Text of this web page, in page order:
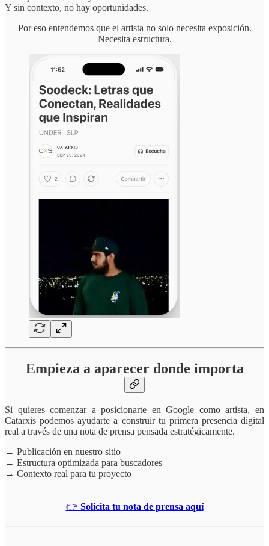
Y sin contexto, no hay oportunidades.
Por eso entendemos que el artista no solo necesita exposición.
Necesita estructura.
Empieza a aparecer donde importa
Si quieres comenzar a posicionarte en Google como artista, en
Catarxis podemos ayudarte a construir tu primera presencia digital
real a través de una nota de prensa pensada estratégicamente.
→ Publicación en nuestro sitio
→ Estructura optimizada para buscadores
→ Contexto real para tu proyecto
👉 Solicita tu nota de prensa aquí